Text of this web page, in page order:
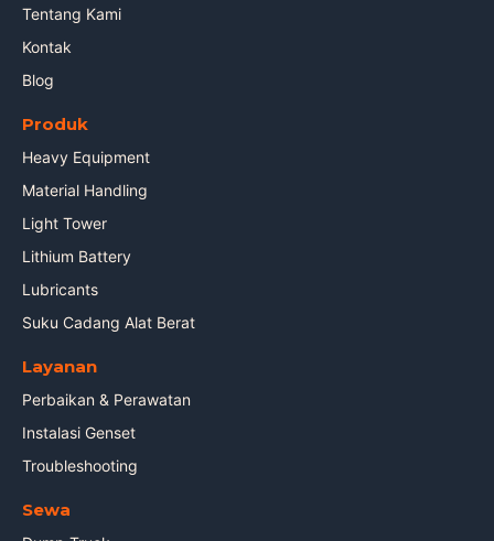
Tentang Kami
Kontak
Blog
Produk
Heavy Equipment
Material Handling
Light Tower
Lithium Battery
Lubricants
Suku Cadang Alat Berat
Layanan
Perbaikan & Perawatan
Instalasi Genset
Troubleshooting
Sewa